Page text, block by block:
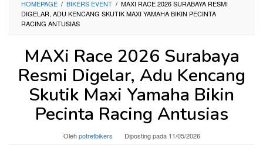
HOMEPAGE / BIKERS EVENT / MAXI RACE 2026 SURABAYA RESMI
DIGELAR, ADU KENCANG SKUTIK MAXI YAMAHA BIKIN PECINTA
RACING ANTUSIAS
MAXi Race 2026 Surabaya
Resmi Digelar, Adu Kencang
Skutik Maxi Yamaha Bikin
Pecinta Racing Antusias
Olehpotretbikers Diposting pada 11/05/2026